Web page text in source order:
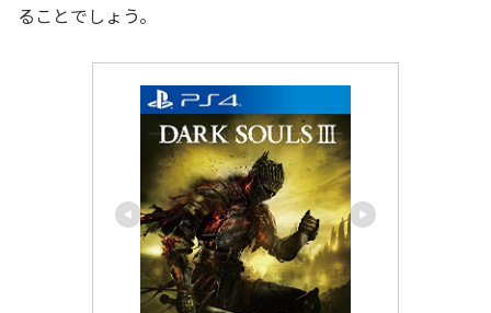
ることでしょう。